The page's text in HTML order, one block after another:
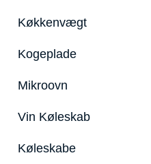
Køkkenvægt
Kogeplade
Mikroovn
Vin Køleskab
Køleskabe